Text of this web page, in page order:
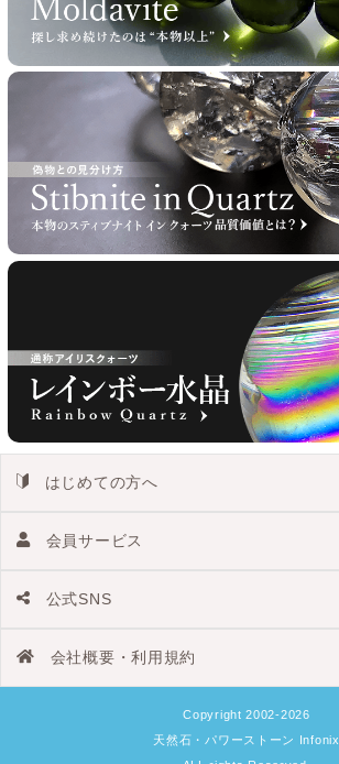
はじめての方へ
会員サービス
公式SNS
会社概要・利用規約
Copyright 2002-2026
天然石・パワーストーン Infonix